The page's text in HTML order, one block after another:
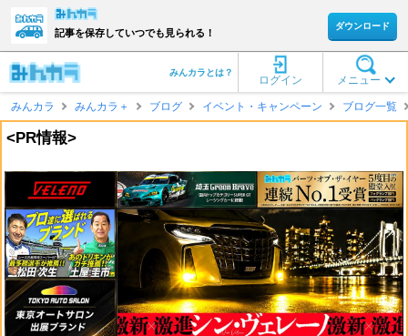
記事を保存していつでも見られる！
ダウンロード
メニュー
ログイン
みんカラとは？
みんカラ みんカラ＋ ブログ イベント・キャンペーン ブログ一覧
<PR情報>